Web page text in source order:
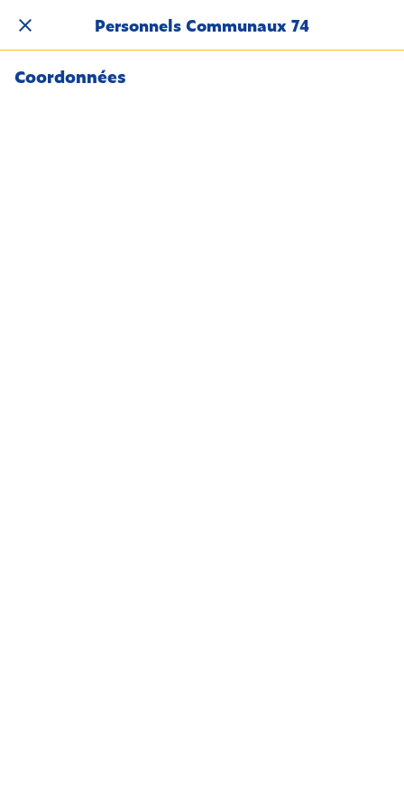
Personnels Communaux 74
Coordonnées